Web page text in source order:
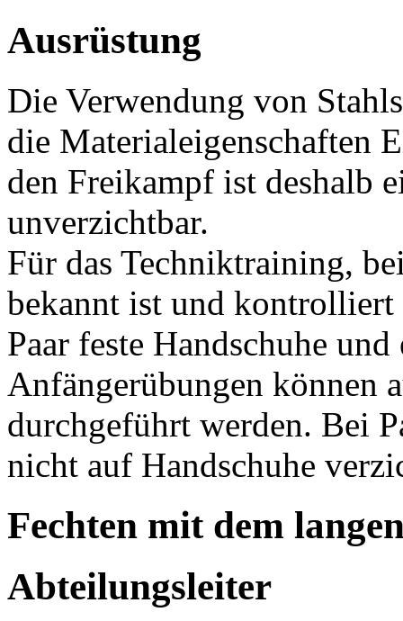
Ausrüstung
Die Verwendung von
die Materialeigenschaften
den Freikampf ist deshalb
unverzichtbar.
Für das Techniktraining,
bekannt ist und
Paar feste Handschuhe
Anfängerübungen können
durchgeführt werden. Bei
nicht auf Handschuhe
Fechten mit dem
Abteilungsleiter